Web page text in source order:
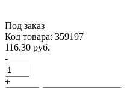
Под заказ
Код товара: 359197
116.30 руб.
-
+